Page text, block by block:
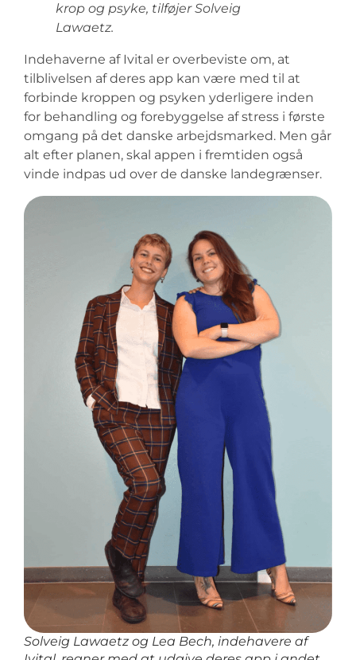
krop og psyke, tilføjer Solveig
Lawaetz.
Indehaverne af Ivital er overbeviste om, at
tilblivelsen af deres app kan være med til at
forbinde kroppen og psyken yderligere inden
for behandling og forebyggelse af stress i første
omgang på det danske arbejdsmarked. Men går
alt efter planen, skal appen i fremtiden også
vinde indpas ud over de danske landegrænser.
Solveig Lawaetz og Lea Bech, indehavere af